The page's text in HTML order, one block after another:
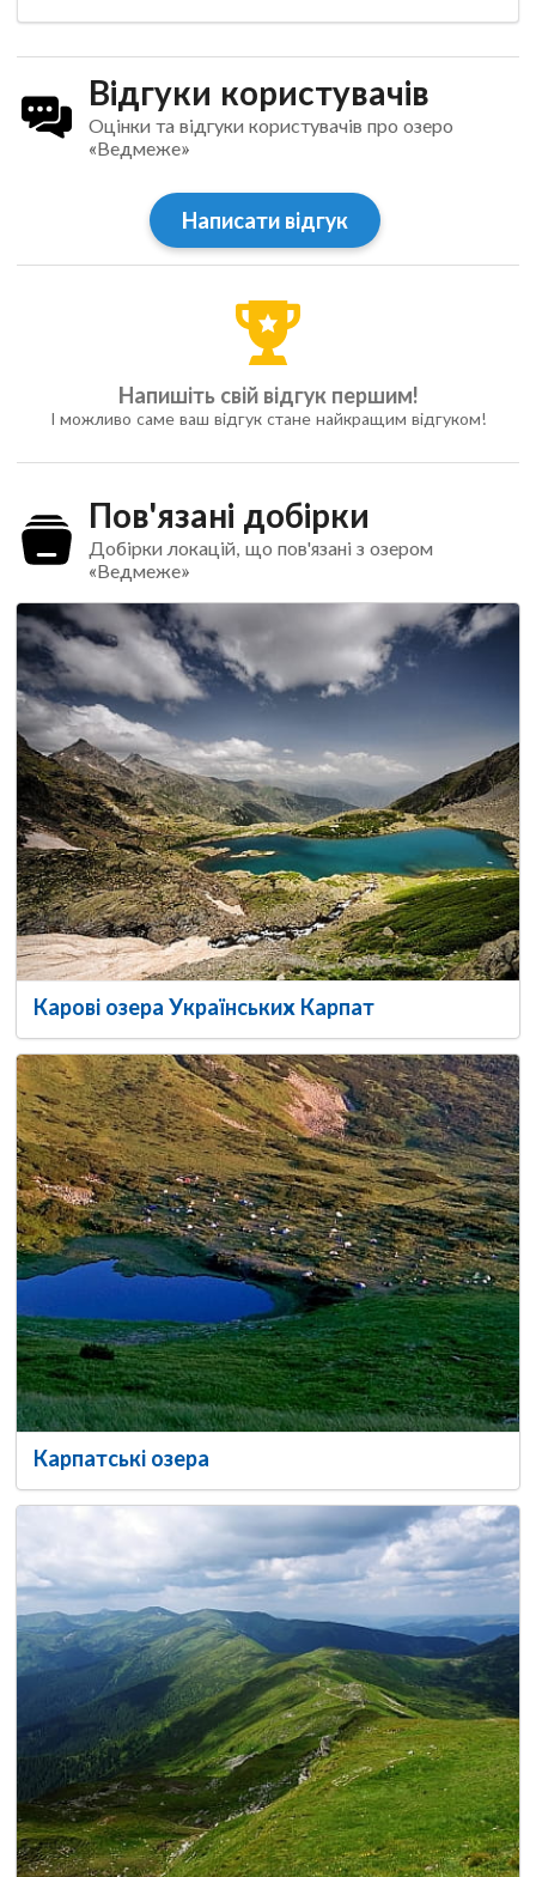
Відгуки користувачів
Оцінки та відгуки користувачів про озеро
«Ведмеже»
Написати відгук
Напишіть свій відгук першим!
І можливо саме ваш відгук стане найкращим відгуком!
Пов'язані добірки
Добірки локацій, що пов'язані з озером
«Ведмеже»
Карові озера Українських Карпат
Карпатські озера